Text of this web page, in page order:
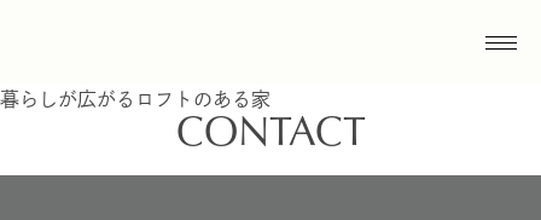
暮らしが広がるロフトのある家
CONTACT